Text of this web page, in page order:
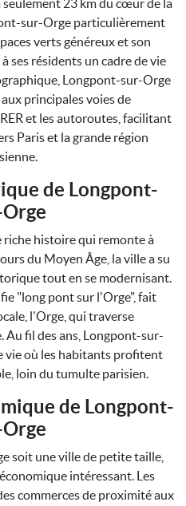
23 km du cœur de la
sur-Orge particulièrement
verts généreux et son
ses résidents un cadre de vie
Longpont-sur-Orge
principales voies de
et les autoroutes, facilitant
Paris et la grande région
de Longpont-
histoire qui remonte à
du Moyen Âge, la ville a su
tout en se modernisant.
"long pont sur l'Orge", fait
l'Orge, qui traverse
fil des ans, Longpont-sur-
vie où les habitants profitent
loin du tumulte parisien.
de Longpont-
soit une ville de petite taille,
intéressant. Les
commerces de proximité aux